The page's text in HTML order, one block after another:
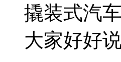
撬装式汽
大家好好